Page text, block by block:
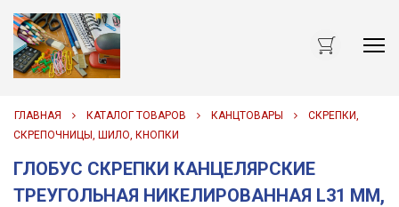
ГЛАВНАЯ КАТАЛОГ ТОВАРОВ КАНЦТОВАРЫ
СКРЕПКИ,
СКРЕПОЧНИЦЫ, ШИЛО, КНОПКИ
ГЛОБУС СКРЕПКИ КАНЦЕЛЯРСКИЕ
ТРЕУГОЛЬНАЯ НИКЕЛИРОВАННАЯ L31 ММ,